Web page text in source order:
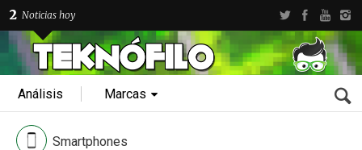
2 Noticias hoy
Análisis Marcas
Smartphones